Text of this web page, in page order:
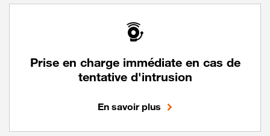
Prise en charge immédiate en cas de
tentative d'intrusion
En savoir plus